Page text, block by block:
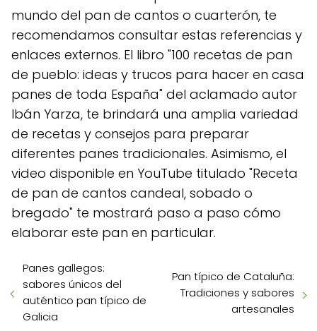
mundo del pan de cantos o cuarterón, te
recomendamos consultar estas referencias y
enlaces externos. El libro "100 recetas de pan
de pueblo: ideas y trucos para hacer en casa
panes de toda España" del aclamado autor
Ibán Yarza, te brindará una amplia variedad
de recetas y consejos para preparar
diferentes panes tradicionales. Asimismo, el
video disponible en YouTube titulado "Receta
de pan de cantos candeal, sobado o
bregado" te mostrará paso a paso cómo
elaborar este pan en particular.
Panes gallegos:
sabores únicos del
auténtico pan típico de
Galicia
Pan típico de Cataluña:
Tradiciones y sabores
artesanales